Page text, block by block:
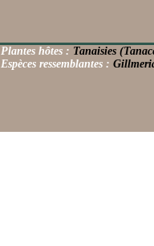
Plantes hôtes : Tanaisies
Espèces ressemblantes :